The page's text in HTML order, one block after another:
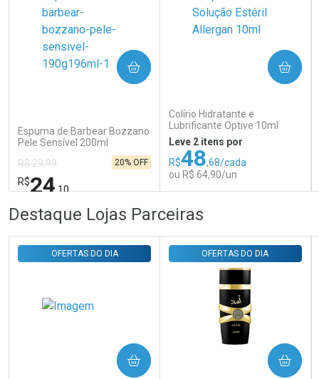
Ativar Desconto
Por R$ 29,30/cada
Por R$ 29,30/cada
Espuma de Barbear Bozzano
Pele Sensível 200ml
R$ 29,99
R$24,10
20% OFF
COMPRAR
FECHAR
Laboratório
FECHAR
Por Menos
Colírio Hidratante e
Lubrificante Optive 10ml
Leve 2 itens por
R$48,68/cada
ou R$ 64,90/un
COMPRAR
Destaque Lojas Parceiras
OFERTAS DO DIA
COMPRAR
OFERTAS DO DIA
COMPRAR